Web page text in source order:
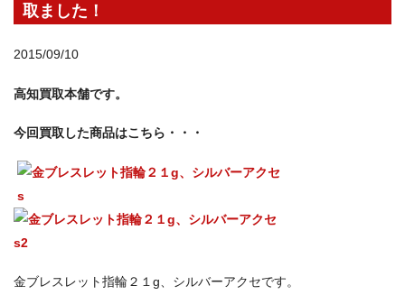
取ました！
2015/09/10
高知買取本舗です。
今回買取した商品はこちら・・・
金ブレスレット指輪２１g、シルバーアクセです。